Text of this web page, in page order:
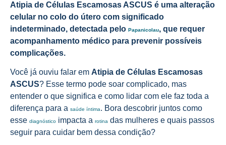
Atipia de Células Escamosas ASCUS é uma alteração
celular no colo do útero com significado
indeterminado, detectada pelo Papanicolau, que requer
acompanhamento médico para prevenir possíveis
complicações.
Você já ouviu falar em Atipia de Células Escamosas
ASCUS? Esse termo pode soar complicado, mas
entender o que significa e como lidar com ele faz toda a
diferença para a saúde íntima. Bora descobrir juntos como
esse diagnóstico impacta a rotina das mulheres e quais passos
seguir para cuidar bem dessa condição?